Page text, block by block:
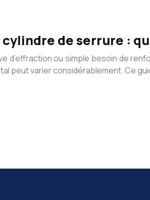
de serrure :
d’effraction ou simple besoin de
peut varier considérablement. Ce